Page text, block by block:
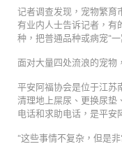
记者调查发现，宠物繁育
有业内人士告诉记者，有
种，把普通品种或病宠“
面对大量四处流浪的宠物
平安阿福协会是位于江苏
清理地上屎尿、更换尿垫
电话和求助电话，是平安
“这些事情不复杂，但是